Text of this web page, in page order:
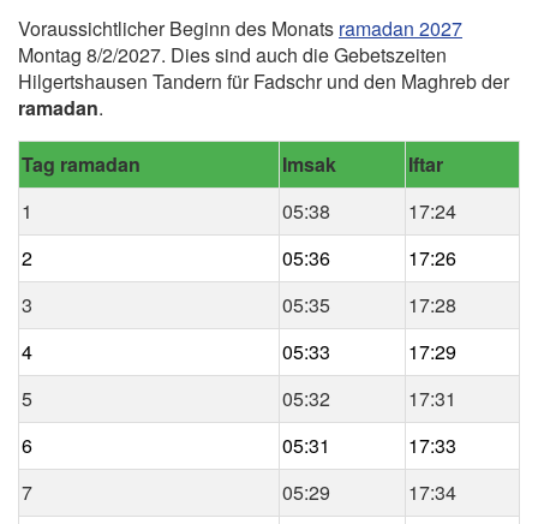
Voraussichtlicher Beginn des Monats ramadan 2027
Montag 8/2/2027. Dies sind auch die Gebetszeiten
Hilgertshausen Tandern für Fadschr und den Maghreb der
ramadan.
Tag ramadan Imsak
Iftar
1
05:38
17:24
2
05:36
17:26
3
05:35
17:28
4
05:33
17:29
5
05:32
17:31
6
05:31
17:33
7
05:29
17:34